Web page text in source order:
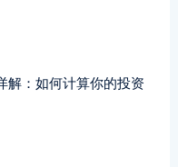
解：如何计算你的投资